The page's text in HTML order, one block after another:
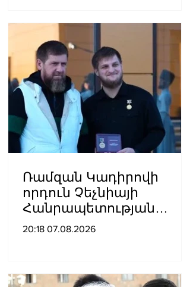
Ռամզան Կադիրովի
որդուն Չեչնիայի
Հանրապետության
հերոսի կոչում են
20:18 07.08.2026